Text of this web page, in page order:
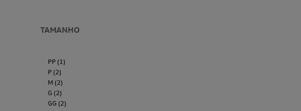
TAMANHO
PP (1)
P (2)
M (2)
G (2)
GG (2)